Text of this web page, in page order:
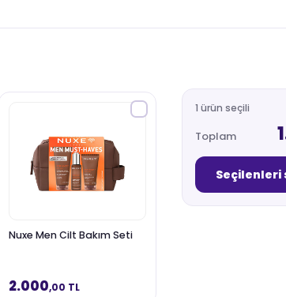
Nuxe Men Cilt Bakım Seti
2.000,00 TL
1 ürün seçili
Toplam
Seçilenleri